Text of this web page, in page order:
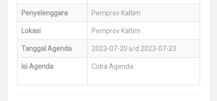
Penyelenggara Pemprov Kaltim
Lokasi Pemprov Kaltim
Tanggal Agenda 2023-07-20 s/d 2023-07-23
Isi Agenda Coba Agenda